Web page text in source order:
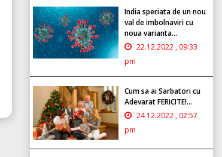
India speriata de un nou
val de imbolnaviri cu
noua varianta...
22.12.2022 , 09:33
pm
Cum sa ai Sarbatori cu
Adevarat FERICITE!...
24.12.2022 , 02:57
pm